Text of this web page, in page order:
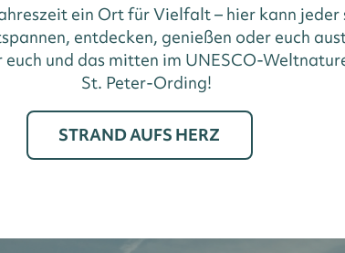
ein Ort für Vielfalt – hier kann jeder
entdecken, genießen oder euch
euch und das mitten im UNESCO-
St. Peter-Ording!
STRAND AUFS HERZ